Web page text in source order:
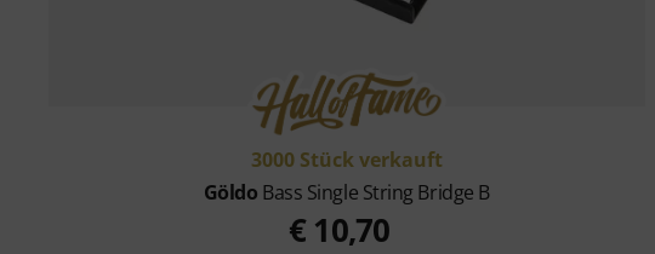
3000 Stück verkauft
Göldo Bass Single String Bridge B
€ 10,70